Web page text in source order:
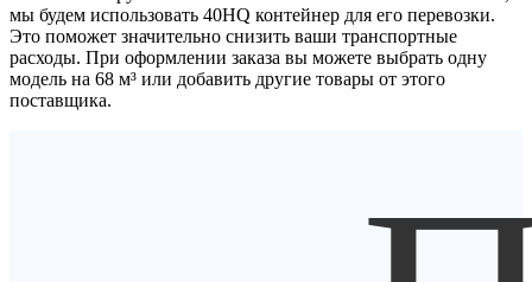
мы будем использовать 40HQ контейнер для его перевозки.
Это поможет значительно снизить ваши транспортные
расходы. При оформлении заказа вы можете выбрать одну
модель на 68 м³ или добавить другие товары от этого
поставщика.